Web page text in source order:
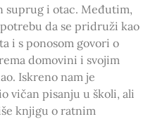
suprug i otac. Međutim,
da se pridruži kao
i s ponosom govori o
domovini i svojim
Iskreno nam je
vičan pisanju u školi, ali
knjigu o ratnim